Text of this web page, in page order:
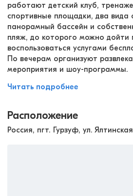
работают детский клуб,
спортивные площадки, два вида
панорамный бассейн и
пляж, до которого можно дойти
воспользоваться услугами
По вечерам организуют
мероприятия и шоу-программы.
Читать подробнее
Расположение
Россия, пгт. Гурзуф, ул.